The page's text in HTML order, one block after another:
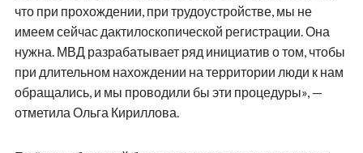
что при прохождении, при трудоустройстве, мы не
имеем сейчас дактилоскопической регистрации. Она
нужна. МВД разрабатывает ряд инициатив о том, чтобы
при длительном нахождении на территории люди к нам
обращались, и мы проводили бы эти процедуры», —
отметила Ольга Кириллова.